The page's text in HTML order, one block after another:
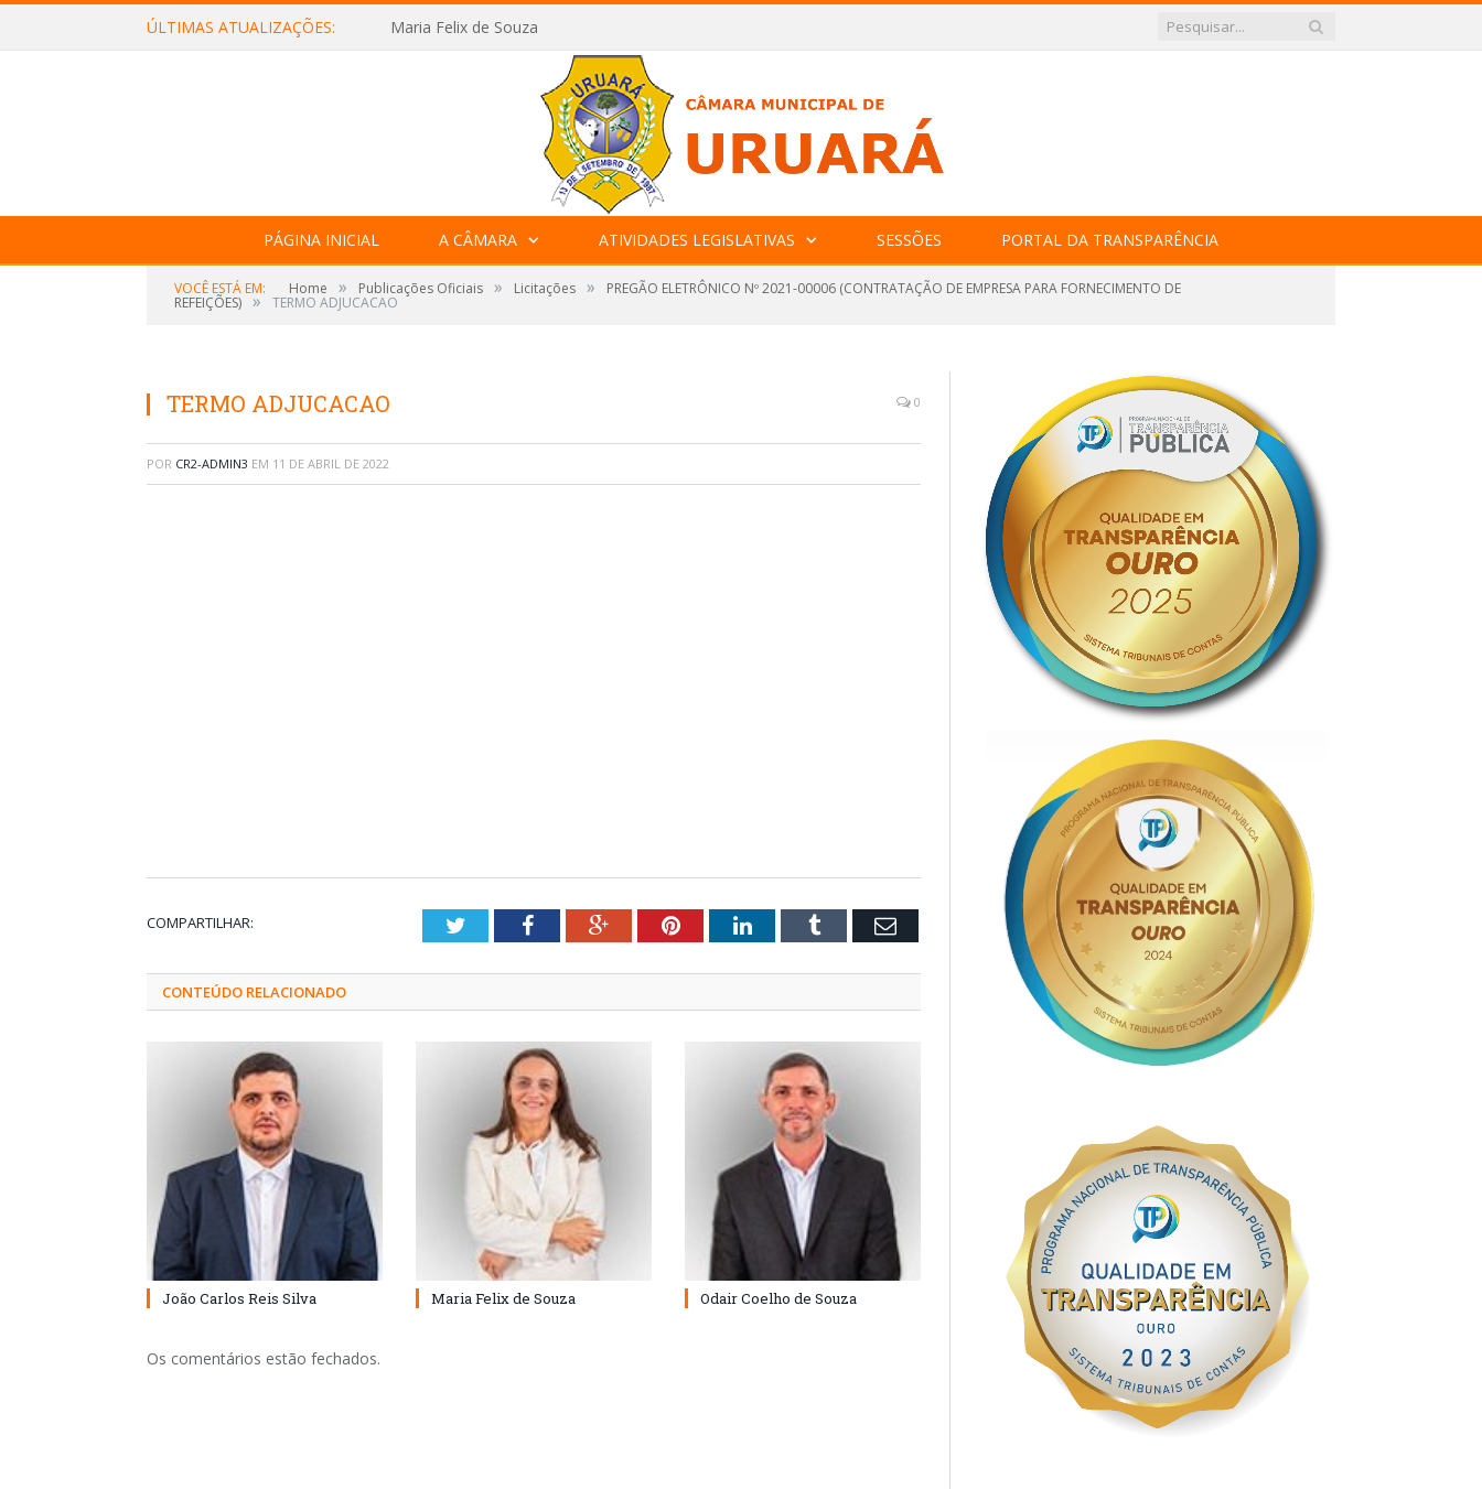
ÚLTIMAS ATUALIZAÇÕES: Maria Felix de Souza
PÁGINA INICIAL A CÂMARA ATIVIDADES LEGISLATIVAS SESSÕES PORTAL DA TRANSPARÊNCIA
VOCÊ ESTÁ EM: Home » Publicações Oficiais » Licitações » PREGÃO ELETRÔNICO Nº 2021-00006 (CONTRATAÇÃO DE EMPRESA PARA FORNECIMENTO DE
REFEIÇÕES) » TERMO ADJUCACAO
TERMO ADJUCACAO 0
POR CR2-ADMIN3 EM 11 DE ABRIL DE 2022
COMPARTILHAR: TwitterFacebookGoogle+PinterestLinkedInTumblr Email
CONTEÚDO RELACIONADO
João Carlos Reis Silva Maria Felix de Souza Odair Coelho de Souza
Os comentários estão fechados.